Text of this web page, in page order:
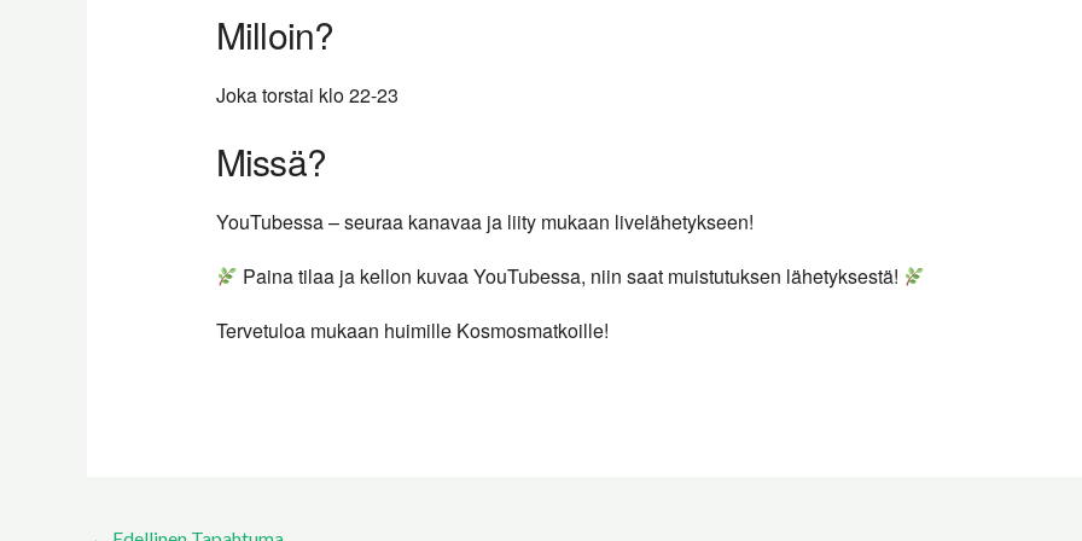
Milloin?
Joka torstai klo 22-23
Missä?
YouTubessa – seuraa kanavaa ja liity mukaan livelähetykseen!
Paina tilaa ja kellon kuvaa YouTubessa, niin saat muistutuksen lähetyksestä!
Tervetuloa mukaan huimille Kosmosmatkoille!